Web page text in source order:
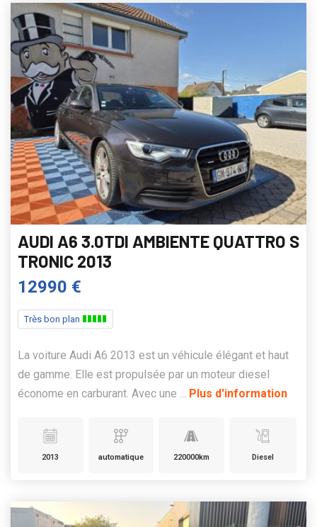
AUDI A6 3.0TDI AMBIENTE QUATTRO S
TRONIC 2013
12990 €
Très bon plan
La voiture Audi A6 2013 est un véhicule élégant et haut
de gamme. Elle est propulsée par un moteur diesel
économe en carburant. Avec une ... Plus d'information
2013 automatique 220000km Diesel